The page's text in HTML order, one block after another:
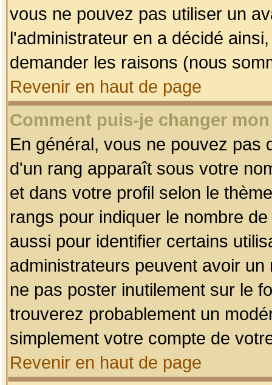
vous ne pouvez pas utiliser un
l'administrateur en a décidé
demander les raisons (nous
Revenir en haut de page
Comment puis-je changer
En général, vous ne pouvez pas
d'un rang apparaît sous votre
et dans votre profil selon le
rangs pour indiquer le nombre
aussi pour identifier certains
administrateurs peuvent avoir
ne pas poster inutilement sur le
trouverez probablement un
simplement votre compte de
Revenir en haut de page